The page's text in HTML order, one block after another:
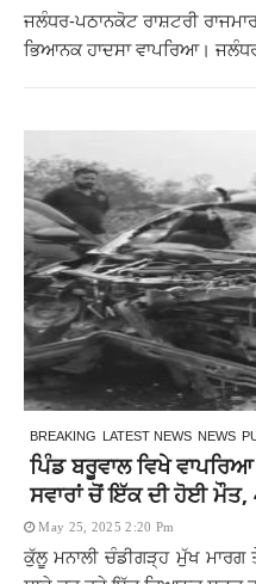
ਜਲੰਧਰ-ਪਠਾਨਕੋਟ ਰਾਸ਼ਟਰੀ
ਭਿਆਨਕ ਹਾਦਸਾ ਵਾਪਰਿਆ।
BREAKING LATEST NEWS NEWS
ਪਿੰਡ ਬਰੂਵਾਲ ਵਿਖੇ
ਸਵਾਰਾਂ ਚੋਂ ਇੱਕ ਦੀ ਹੋਈ ਮੌਤ,
May 25, 2025 2:20 Pm
ਕੁੱਲੂ ਮਨਾਲੀ ਚੰਡੀਗੜ੍ਹ ਮੁੱਖ